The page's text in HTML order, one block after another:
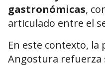
gastronómicas,
articulado entre el
En este contexto, la
Angostura refuerza